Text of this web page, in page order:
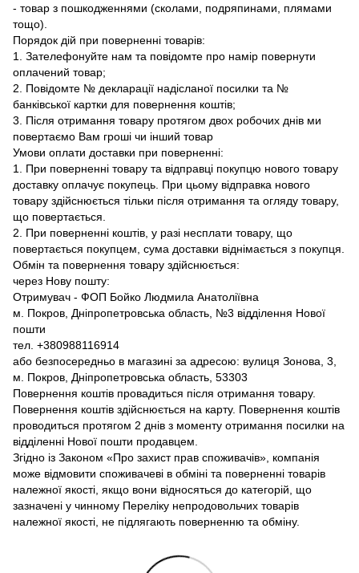
- товар з пошкодженнями (сколами, подряпинами, плямами
тощо).
Порядок дій при поверненні товарів:
1. Зателефонуйте нам та повідомте про намір повернути
оплачений товар;
2. Повідомте № декларації надісланої посилки та №
банківської картки для повернення коштів;
3. Після отримання товару протягом двох робочих днів ми
повертаємо Вам гроші чи інший товар
Умови оплати доставки при поверненні:
1. При поверненні товару та відправці покупцю нового товару
доставку оплачує покупець. При цьому відправка нового
товару здійснюється тільки після отримання та огляду товару,
що повертається.
2. При поверненні коштів, у разі несплати товару, що
повертається покупцем, сума доставки віднімається з покупця.
Обмін та повернення товару здійснюється:
через Нову пошту:
Отримувач - ФОП Бойко Людмила Анатоліївна
м. Покров, Дніпропетровська область, №3 відділення Нової
пошти
тел. +380988116914
або безпосередньо в магазині за адресою: вулиця Зонова, 3,
м. Покров, Дніпропетровська область, 53303
Повернення коштів провадиться після отримання товару.
Повернення коштів здійснюється на карту. Повернення коштів
проводиться протягом 2 днів з моменту отримання посилки на
відділенні Нової пошти продавцем.
Згідно із Законом «Про захист прав споживачів», компанія
може відмовити споживачеві в обміні та поверненні товарів
належної якості, якщо вони відносяться до категорій, що
зазначені у чинному Переліку непродовольчих товарів
належної якості, не підлягають поверненню та обміну.